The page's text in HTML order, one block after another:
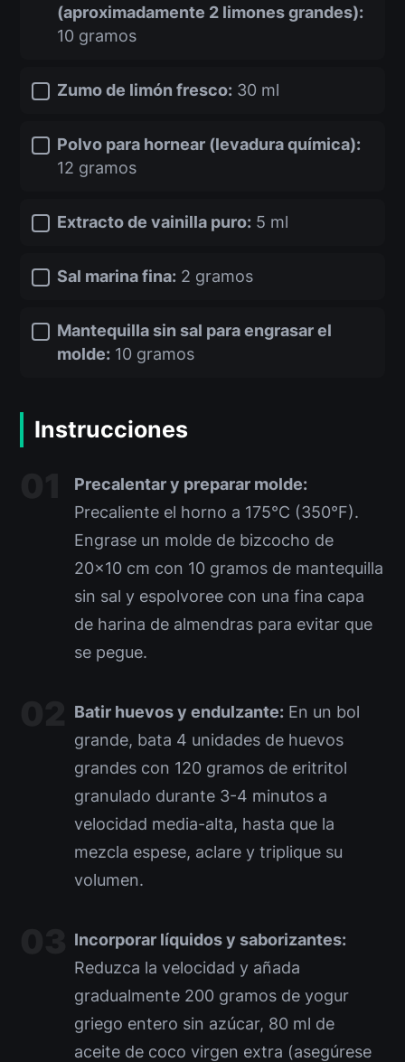
(aproximadamente 2 limones grandes):
10 gramos
Zumo de limón fresco: 30 ml
Polvo para hornear (levadura química):
12 gramos
Extracto de vainilla puro: 5 ml
Sal marina fina: 2 gramos
Mantequilla sin sal para engrasar el
molde: 10 gramos
Instrucciones
Precalentar y preparar molde:
Precaliente el horno a 175°C (350°F).
Engrase un molde de bizcocho de
20×10 cm con 10 gramos de mantequilla
sin sal y espolvoree con una fina capa
de harina de almendras para evitar que
se pegue.
Batir huevos y endulzante: En un bol
grande, bata 4 unidades de huevos
grandes con 120 gramos de eritritol
granulado durante 3-4 minutos a
velocidad media-alta, hasta que la
mezcla espese, aclare y triplique su
volumen.
Incorporar líquidos y saborizantes:
Reduzca la velocidad y añada
gradualmente 200 gramos de yogur
griego entero sin azúcar, 80 ml de
aceite de coco virgen extra (asegúrese